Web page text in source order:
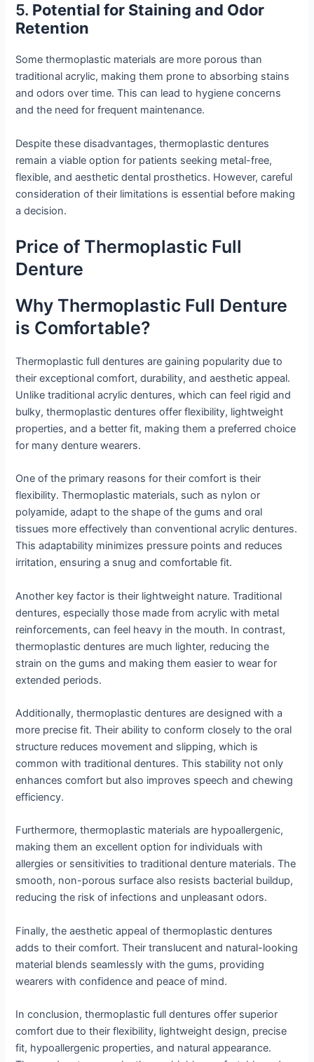
5. Potential for Staining and Odor
Retention
Some thermoplastic materials are more porous than
traditional acrylic, making them prone to absorbing stains
and odors over time. This can lead to hygiene concerns
and the need for frequent maintenance.
Despite these disadvantages, thermoplastic dentures
remain a viable option for patients seeking metal-free,
flexible, and aesthetic dental prosthetics. However, careful
consideration of their limitations is essential before making
a decision.
Price of Thermoplastic Full
Denture
Why Thermoplastic Full Denture
is Comfortable?
Thermoplastic full dentures are gaining popularity due to
their exceptional comfort, durability, and aesthetic appeal.
Unlike traditional acrylic dentures, which can feel rigid and
bulky, thermoplastic dentures offer flexibility, lightweight
properties, and a better fit, making them a preferred choice
for many denture wearers.
One of the primary reasons for their comfort is their
flexibility. Thermoplastic materials, such as nylon or
polyamide, adapt to the shape of the gums and oral
tissues more effectively than conventional acrylic dentures.
This adaptability minimizes pressure points and reduces
irritation, ensuring a snug and comfortable fit.
Another key factor is their lightweight nature. Traditional
dentures, especially those made from acrylic with metal
reinforcements, can feel heavy in the mouth. In contrast,
thermoplastic dentures are much lighter, reducing the
strain on the gums and making them easier to wear for
extended periods.
Additionally, thermoplastic dentures are designed with a
more precise fit. Their ability to conform closely to the oral
structure reduces movement and slipping, which is
common with traditional dentures. This stability not only
enhances comfort but also improves speech and chewing
efficiency.
Furthermore, thermoplastic materials are hypoallergenic,
making them an excellent option for individuals with
allergies or sensitivities to traditional denture materials. The
smooth, non-porous surface also resists bacterial buildup,
reducing the risk of infections and unpleasant odors.
Finally, the aesthetic appeal of thermoplastic dentures
adds to their comfort. Their translucent and natural-looking
material blends seamlessly with the gums, providing
wearers with confidence and peace of mind.
In conclusion, thermoplastic full dentures offer superior
comfort due to their flexibility, lightweight design, precise
fit, hypoallergenic properties, and natural appearance.